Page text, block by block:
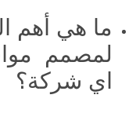
ما هي أهم
لمصمم
اي شركة؟